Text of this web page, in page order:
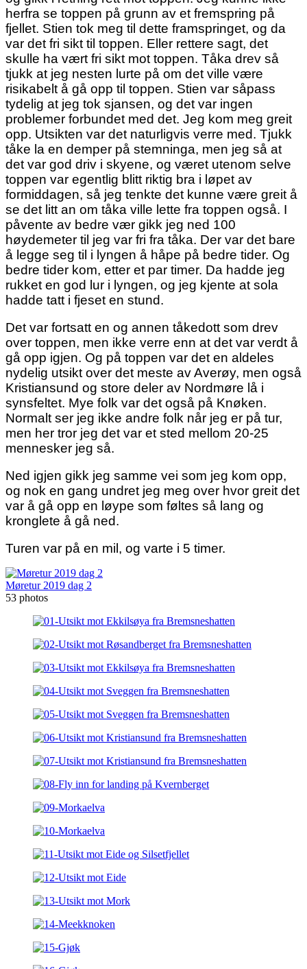
herfra se toppen på grunn av et fremspring på
fjellet. Stien tok meg til dette framspringet, og da
var det fri sikt til toppen. Eller rettere sagt, det
skulle ha vært fri sikt mot toppen. Tåka drev så
tjukk at jeg nesten lurte på om det ville være
risikabelt å gå opp til toppen. Stien var såpass
tydelig at jeg tok sjansen, og det var ingen
problemer forbundet med det. Jeg kom meg greit
opp. Utsikten var det naturligvis verre med. Tjukk
tåke la en demper på stemninga, men jeg så at
det var god driv i skyene, og været utenom selve
toppen var egentlig blitt riktig bra i løpet av
formiddagen, så jeg tenkte det kunne være greit å
se det litt an om tåka ville lette fra toppen også. I
påvente av bedre vær gikk jeg ned 100
høydemeter til jeg var fri fra tåka. Der var det bare
å legge seg til i lyngen å håpe på bedre tider. Og
bedre tider kom, etter et par timer. Da hadde jeg
rukket en god lur i lyngen, og jeg kjente at sola
hadde tatt i fjeset en stund.
Det var fortsatt en og annen tåkedott som drev
over toppen, men ikke verre enn at det var verdt å
gå opp igjen. Og på toppen var det en aldeles
nydelig utsikt over det meste av Averøy, men også
Kristiansund og store deler av Nordmøre lå i
synsfeltet. Mye folk var det også på Knøken.
Normalt ser jeg ikke andre folk når jeg er på tur,
men her tror jeg det var et sted mellom 20-25
mennesker jeg så.
Ned igjen gikk jeg samme vei som jeg kom opp,
og nok en gang undret jeg meg over hvor greit det
var å gå opp en løype som føltes så lang og
kronglete å gå ned.
Turen var på en mil, og varte i 5 timer.
Møretur 2019 dag 2
53 photos